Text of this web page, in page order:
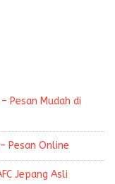
Pesan Mudah di
Pesan Online
Jepang Asli